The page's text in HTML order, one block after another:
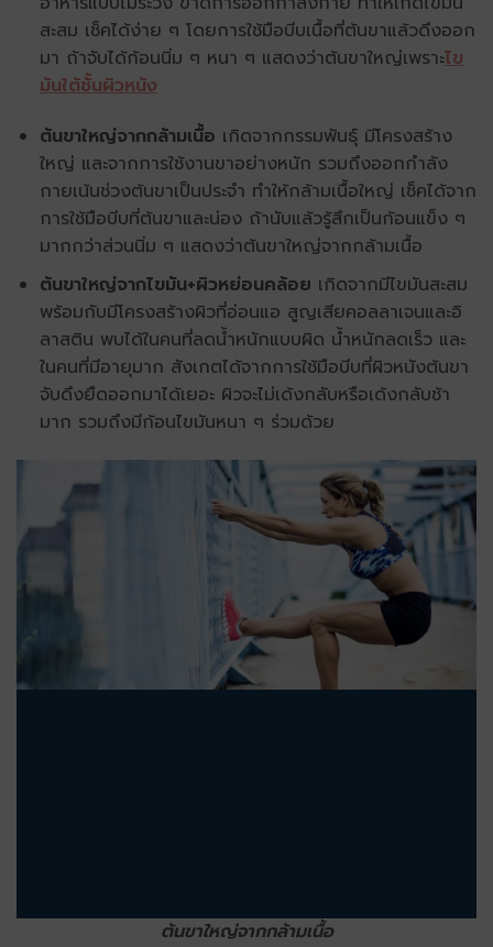
สะสม เช็คได้ง่าย ๆ โดยการใช้มือบีบเนื้อที่ต้นขาแล้วดึงออก
มา ถ้าจับได้ก้อนนิ่ม ๆ หนา ๆ แสดงว่าต้นขาใหญ่เพราะไข
มันใต้ชั้นผิวหนัง
ต้นขาใหญ่จากกล้ามเนื้อ เกิดจากกรรมพันธุ์ มีโครงสร้าง
ใหญ่ และจากการใช้งานขาอย่างหนัก รวมถึงออกกำลัง
กายเน้นช่วงต้นขาเป็นประจำ ทำให้กล้ามเนื้อใหญ่ เช็คได้จาก
การใช้มือบีบที่ต้นขาและน่อง ถ้านับแล้วรู้สึกเป็นก้อนแข็ง ๆ
มากกว่าส่วนนิ่ม ๆ แสดงว่าต้นขาใหญ่จากกล้ามเนื้อ
ต้นขาใหญ่จากไขมัน+ผิวหย่อนคล้อย เกิดจากมีไขมันสะสม
พร้อมกับมีโครงสร้างผิวที่อ่อนแอ สูญเสียคอลลาเจนและอิ
ลาสติน พบได้ในคนที่ลดน้ำหนักแบบผิด น้ำหนักลดเร็ว และ
ในคนที่มีอายุมาก สังเกตได้จากการใช้มือบีบที่ผิวหนังต้นขา
จับดึงยืดออกมาได้เยอะ ผิวจะไม่เด้งกลับหรือเด้งกลับช้า
มาก รวมถึงมีก้อนไขมันหนา ๆ ร่วมด้วย
ต้นขาใหญ่จากกล้ามเนื้อ